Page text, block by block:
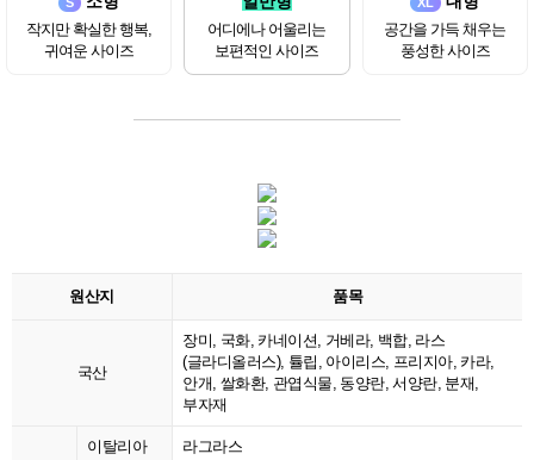
작지만 확실한 행복,
귀여운 사이즈
어디에나 어울리는
보편적인 사이즈
공간을 가득 채우는
풍성한 사이즈
원산지 품목
국산
장미, 국화, 카네이션, 거베라, 백합, 라스
(글라디올러스), 튤립, 아이리스, 프리지아, 카라,
안개, 쌀화환, 관엽식물, 동양란, 서양란, 분재,
부자재
이탈리아 라그라스